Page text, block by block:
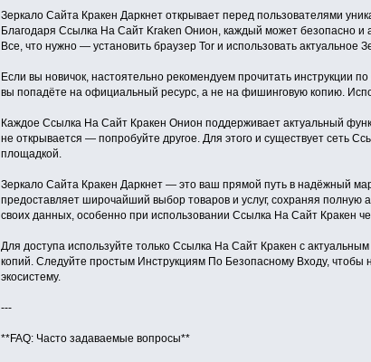
Зеркало Сайта Кракен Даркнет открывает перед пользователями
Благодаря Ссылка На Сайт Kraken Онион, каждый может безопасно и
Все, что нужно — установить браузер Tor и использовать
Если вы новичок, настоятельно рекомендуем прочитать инструкции
вы попадёте на официальный ресурс, а не на фишинговую копию.
Каждое Ссылка На Сайт Кракен Онион поддерживает актуальный
не открывается — попробуйте другое. Для этого и существует сеть
площадкой.
Зеркало Сайта Кракен Даркнет — это ваш прямой путь в надёжный
предоставляет широчайший выбор товаров и услуг, сохраняя
своих данных, особенно при использовании Ссылка На Сайт Кракен
Для доступа используйте только Ссылка На Сайт Кракен с
копий. Следуйте простым Инструкциям По Безопасному Входу,
экосистему.
---
**FAQ: Часто задаваемые вопросы**